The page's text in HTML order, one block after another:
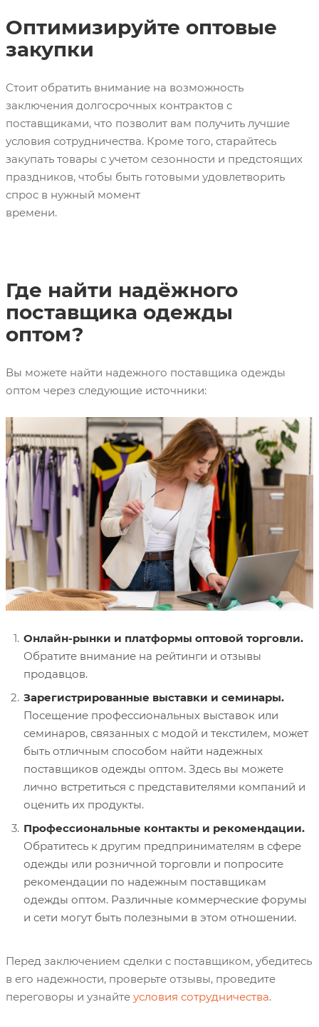
Оптимизируйте оптовые
закупки
Стоит обратить внимание на возможность
заключения долгосрочных контрактов с
поставщиками, что позволит вам получить лучшие
условия сотрудничества. Кроме того, старайтесь
закупать товары с учетом сезонности и предстоящих
праздников, чтобы быть готовыми удовлетворить
спрос в нужный момент
времени.
Где найти надёжного
поставщика одежды
оптом?
Вы можете найти надежного поставщика одежды
оптом через следующие источники:
Онлайн-рынки и платформы оптовой торговли.
Обратите внимание на рейтинги и отзывы
продавцов.
Зарегистрированные выставки и семинары.
Посещение профессиональных выставок или
семинаров, связанных с модой и текстилем, может
быть отличным способом найти надежных
поставщиков одежды оптом. Здесь вы можете
лично встретиться с представителями компаний и
оценить их продукты.
Профессиональные контакты и рекомендации.
Обратитесь к другим предпринимателям в сфере
одежды или розничной торговли и попросите
рекомендации по надежным поставщикам
одежды оптом. Различные коммерческие форумы
и сети могут быть полезными в этом отношении.
Перед заключением сделки с поставщиком, убедитесь
в его надежности, проверьте отзывы, проведите
переговоры и узнайте условия сотрудничества.